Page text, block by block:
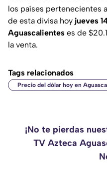
los países pertenecientes
de esta divisa hoy jueves
Aguascalientes es de
la venta.
Tags relacionados
Precio del dólar hoy en
¡No te pierdas
TV Azteca